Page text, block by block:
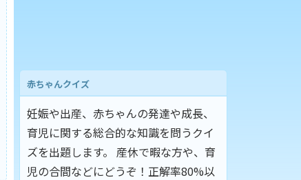
赤ちゃんクイズ
妊娠や出産、赤ちゃんの発達や成長、
育児に関する総合的な知識を問うクイ
ズを出題します。 産休で暇な方や、育
児の合間などにどうぞ！正解率80%以